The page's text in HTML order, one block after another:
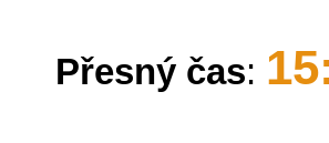
Přesný čas: